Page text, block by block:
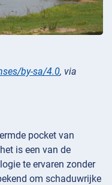
by-sa/4.0, via
pocket van
is een van de
te ervaren zonder
om schaduwrijke